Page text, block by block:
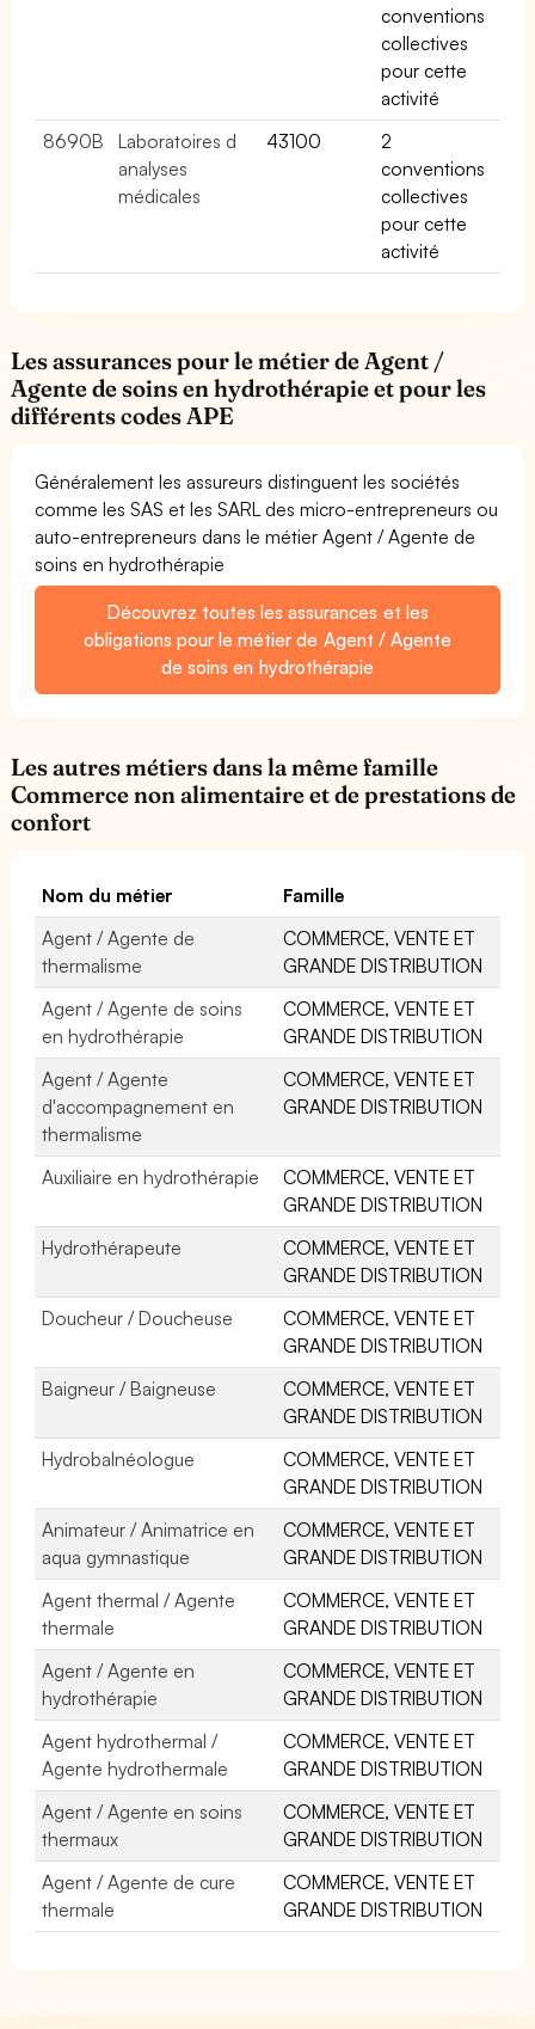
conventions
collectives
pour cette
activité
8690B
Laboratoires d
analyses
médicales
43100
2
conventions
collectives
pour cette
activité
Les assurances pour le métier de Agent /
Agente de soins en hydrothérapie et pour les
différents codes APE
Généralement les assureurs distinguent les sociétés
comme les SAS et les SARL des micro-entrepreneurs ou
auto-entrepreneurs dans le métier Agent / Agente de
soins en hydrothérapie
Découvrez toutes les assurances et les
obligations pour le métier de Agent / Agente
de soins en hydrothérapie
Les autres métiers dans la même famille
Commerce non alimentaire et de prestations de
confort
Nom du métier
Famille
Agent / Agente de
thermalisme
COMMERCE, VENTE ET
GRANDE DISTRIBUTION
Agent / Agente de soins
en hydrothérapie
COMMERCE, VENTE ET
GRANDE DISTRIBUTION
Agent / Agente
d'accompagnement en
thermalisme
COMMERCE, VENTE ET
GRANDE DISTRIBUTION
Auxiliaire en hydrothérapie
COMMERCE, VENTE ET
GRANDE DISTRIBUTION
Hydrothérapeute
COMMERCE, VENTE ET
GRANDE DISTRIBUTION
Doucheur / Doucheuse
COMMERCE, VENTE ET
GRANDE DISTRIBUTION
Baigneur / Baigneuse
COMMERCE, VENTE ET
GRANDE DISTRIBUTION
Hydrobalnéologue
COMMERCE, VENTE ET
GRANDE DISTRIBUTION
Animateur / Animatrice en
aqua gymnastique
COMMERCE, VENTE ET
GRANDE DISTRIBUTION
Agent thermal / Agente
thermale
COMMERCE, VENTE ET
GRANDE DISTRIBUTION
Agent / Agente en
hydrothérapie
COMMERCE, VENTE ET
GRANDE DISTRIBUTION
Agent hydrothermal /
Agente hydrothermale
COMMERCE, VENTE ET
GRANDE DISTRIBUTION
Agent / Agente en soins
thermaux
COMMERCE, VENTE ET
GRANDE DISTRIBUTION
Agent / Agente de cure
thermale
COMMERCE, VENTE ET
GRANDE DISTRIBUTION